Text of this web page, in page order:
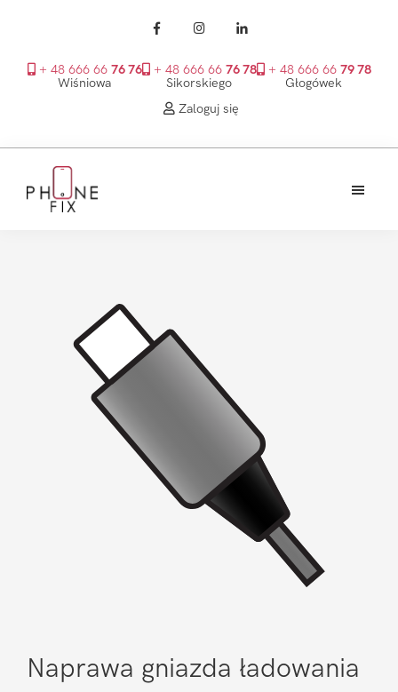
+ 48 666 66 76 76
Wiśniowa
+ 48 666 66 76 78
Sikorskiego
+ 48 666 66 79 78
Głogówek
Zaloguj się
głównego
Naprawa gniazda ładowania